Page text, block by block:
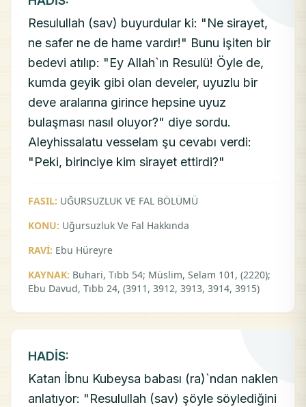
Resulullah (sav) buyurdular ki: "Ne sirayet,
ne safer ne de hame vardır!" Bunu işiten bir
bedevi atılıp: "Ey Allah`ın Resulü! Öyle de,
kumda geyik gibi olan develer, uyuzlu bir
deve aralarına girince hepsine uyuz
bulaşması nasıl oluyor?" diye sordu.
Aleyhissalatu vesselam şu cevabı verdi:
"Peki, birinciye kim sirayet ettirdi?"
FASIL: UĞURSUZLUK VE FAL BÖLÜMÜ
KONU: Uğursuzluk Ve Fal Hakkında
RAVİ: Ebu Hüreyre
KAYNAK: Buhari, Tıbb 54; Müslim, Selam 101, (2220);
Ebu Davud, Tıbb 24, (3911, 3912, 3913, 3914, 3915)
HADİS:
Katan İbnu Kubeysa babası (ra)`ndan naklen
anlatıyor: "Resulullah (sav) şöyle söylediğini